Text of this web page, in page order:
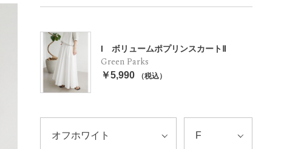
I ボリュームポプリンスカートⅡ
Green Parks
￥5,990 （税込）